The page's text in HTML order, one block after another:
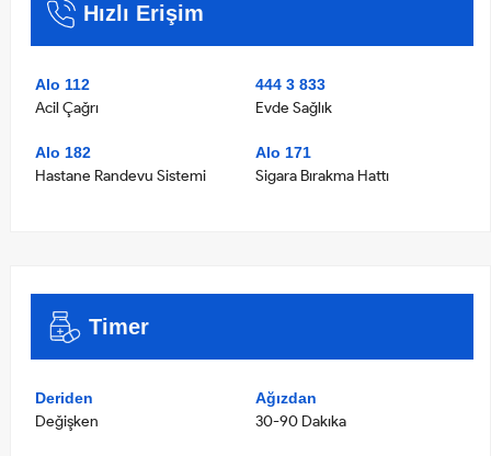
Hızlı Erişim
Alo 112
Acil Çağrı
444 3 833
Evde Sağlık
Alo 182
Hastane Randevu Sistemi
Alo 171
Sigara Bırakma Hattı
Timer
Deriden
Değişken
Ağızdan
30-90 Dakıka